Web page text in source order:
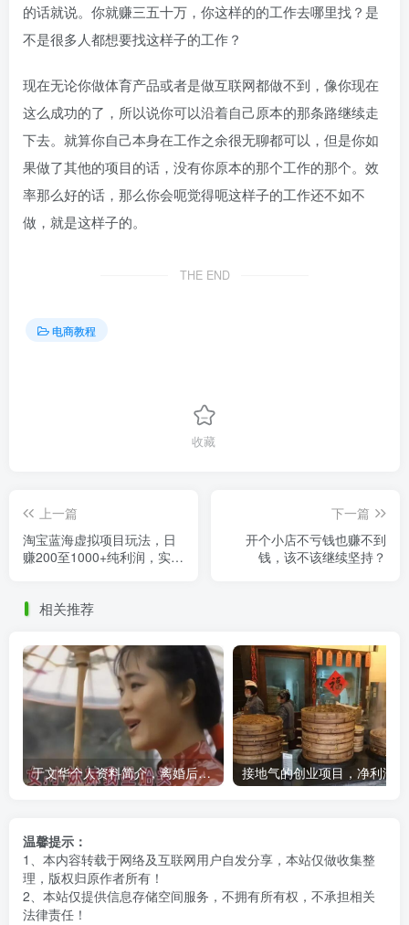
的话就说。你就赚三五十万，你这样的的工作去哪里找？是
不是很多人都想要找这样子的工作？
现在无论你做体育产品或者是做互联网都做不到，像你现在
这么成功的了，所以说你可以沿着自己原本的那条路继续走
下去。就算你自己本身在工作之余很无聊都可以，但是你如
果做了其他的项目的话，没有你原本的那个工作的那个。效
率那么好的话，那么你会呃觉得呃这样子的工作还不如不
做，就是这样子的。
THE END
电商教程
收藏
上一篇
淘宝蓝海虚拟项目玩法，日
赚200至1000+纯利润，实战
下一篇
开个小店不亏钱也赚不到
钱，该不该继续坚持？
相关推荐
于文华个人资料简介，离婚后带女儿改嫁，人生就此苦尽甘来
温馨提示：
1、本内容转载于网络及互联网用户自发分享，本站仅做收集整
理，版权归原作者所有！
2、本站仅提供信息存储空间服务，不拥有所有权，不承担相关
法律责任！